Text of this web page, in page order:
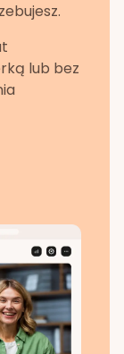
lub bez